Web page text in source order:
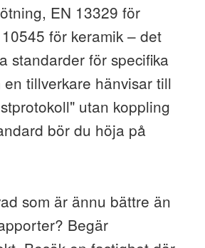
EN 13329 för
för keramik – det
standarder för specifika
tillverkare hänvisar till
utan koppling
bör du höja på
som är ännu bättre än
Begär